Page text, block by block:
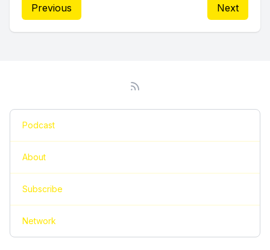
Previous Next
Podcast
About
Subscribe
Network